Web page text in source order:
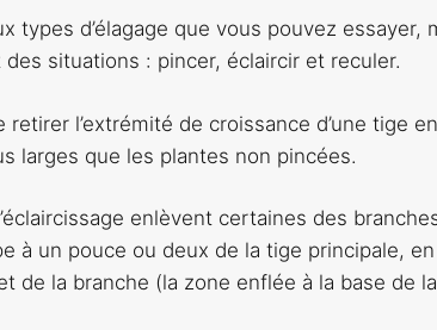
types d’élagage que vous pouvez essayer,
situations : pincer, éclaircir et reculer.
retirer l’extrémité de croissance d’une tige
larges que les plantes non pincées.
enlèvent certaines des
à un pouce ou deux de la tige principale,
de la branche (la zone enflée à la base de